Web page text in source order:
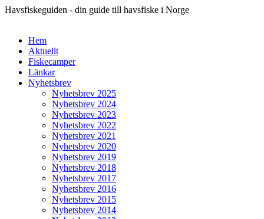
Havsfiskeguiden - din guide till havsfiske i Norge
Hem
Aktuellt
Fiskecamper
Länkar
Nyhetsbrev
Nyhetsbrev 2025
Nyhetsbrev 2024
Nyhetsbrev 2023
Nyhetsbrev 2022
Nyhetsbrev 2021
Nyhetsbrev 2020
Nyhetsbrev 2019
Nyhetsbrev 2018
Nyhetsbrev 2017
Nyhetsbrev 2016
Nyhetsbrev 2015
Nyhetsbrev 2014